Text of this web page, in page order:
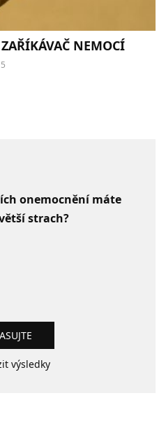
NEMOCÍ
onemocnění máte
strach?
výsledky